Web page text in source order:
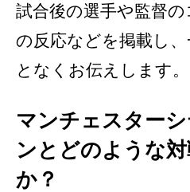
試合後の選手や監督
の反応などを掲載し
となくお伝えします。
マンチェスター
ンとどのような
か？